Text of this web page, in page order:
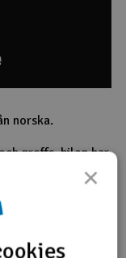
norska.
proffs, bilen har
2s-batterier.
batteri, laddare
×